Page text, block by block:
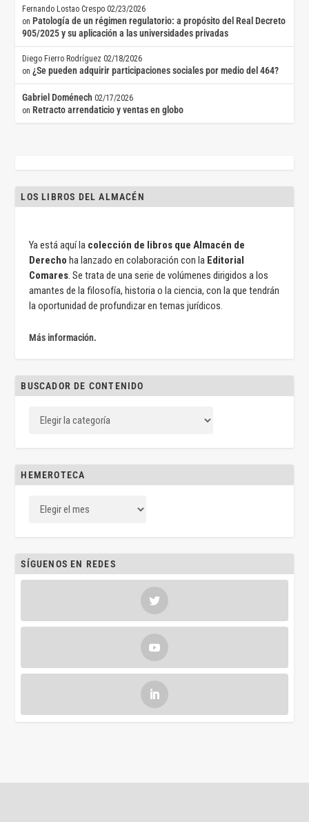
Fernando Lostao Crespo 02/23/2026
on Patología de un régimen regulatorio: a propósito del Real Decreto
905/2025 y su aplicación a las universidades privadas
Diego Fierro Rodríguez 02/18/2026
on¿Se pueden adquirir participaciones sociales por medio del 464?
Gabriel Doménech 02/17/2026
on Retracto arrendaticio y ventas en globo
LOS LIBROS DEL ALMACÉN
Ya está aquí la colección de libros que Almacén de
Derecho ha lanzado en colaboración con la Editorial
Comares. Se trata de una serie de volúmenes dirigidos a los
amantes de la filosofía, historia o la ciencia, con la que tendrán
la oportunidad de profundizar en temas jurídicos.
Más información.
BUSCADOR DE CONTENIDO
HEMEROTECA
SÍGUENOS EN REDES